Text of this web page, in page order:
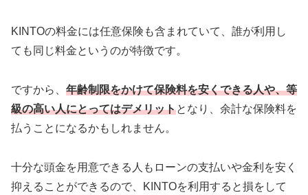
KINTOの料金には任意保険も含まれていて、誰が利用し
ても同じ料金というのが特徴です。
ですから、 年齢制限をかけて保険料を安くできる人や、等
級の高い人にとってはデメリットとなり、余計な保険料を
払うことになるかもしれません。
十分な頭金を用意できる人もローンの支払いや金利を安く
抑えることができるので、KINTOを利用すると損をして